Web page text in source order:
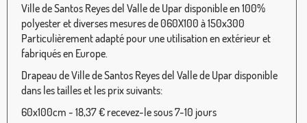
Ville de Santos Reyes del Valle de Upar disponible en 100%
polyester et diverses mesures de 060X100 à 150x300
Particulièrement adapté pour une utilisation en extérieur et
fabriqués en Europe.
Drapeau de Ville de Santos Reyes del Valle de Upar disponible
dans les tailles et les prix suivants:
60x100cm - 18,37 € recevez-le sous 7-10 jours